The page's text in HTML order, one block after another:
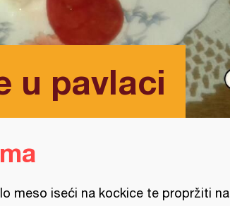
u pavlaci
meso iseći na kockice te propržiti na